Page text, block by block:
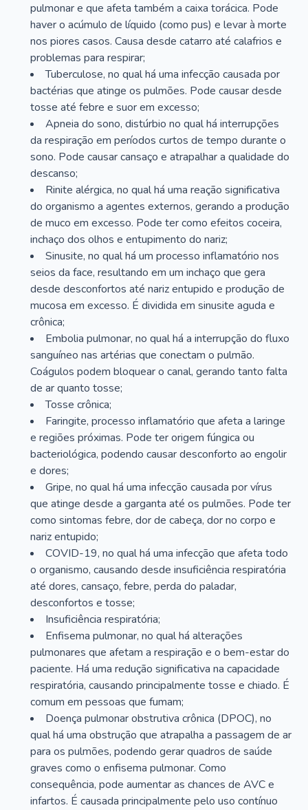
pulmonar e que afeta também a caixa torácica. Pode
haver o acúmulo de líquido (como pus) e levar à morte
nos piores casos. Causa desde catarro até calafrios e
problemas para respirar;
Tuberculose, no qual há uma infecção causada por
bactérias que atinge os pulmões. Pode causar desde
tosse até febre e suor em excesso;
Apneia do sono, distúrbio no qual há interrupções
da respiração em períodos curtos de tempo durante o
sono. Pode causar cansaço e atrapalhar a qualidade do
descanso;
Rinite alérgica, no qual há uma reação significativa
do organismo a agentes externos, gerando a produção
de muco em excesso. Pode ter como efeitos coceira,
inchaço dos olhos e entupimento do nariz;
Sinusite, no qual há um processo inflamatório nos
seios da face, resultando em um inchaço que gera
desde desconfortos até nariz entupido e produção de
mucosa em excesso. É dividida em sinusite aguda e
crônica;
Embolia pulmonar, no qual há a interrupção do fluxo
sanguíneo nas artérias que conectam o pulmão.
Coágulos podem bloquear o canal, gerando tanto falta
de ar quanto tosse;
Tosse crônica;
Faringite, processo inflamatório que afeta a laringe
e regiões próximas. Pode ter origem fúngica ou
bacteriológica, podendo causar desconforto ao engolir
e dores;
Gripe, no qual há uma infecção causada por vírus
que atinge desde a garganta até os pulmões. Pode ter
como sintomas febre, dor de cabeça, dor no corpo e
nariz entupido;
COVID-19, no qual há uma infecção que afeta todo
o organismo, causando desde insuficiência respiratória
até dores, cansaço, febre, perda do paladar,
desconfortos e tosse;
Insuficiência respiratória;
Enfisema pulmonar, no qual há alterações
pulmonares que afetam a respiração e o bem-estar do
paciente. Há uma redução significativa na capacidade
respiratória, causando principalmente tosse e chiado. É
comum em pessoas que fumam;
Doença pulmonar obstrutiva crônica (DPOC), no
qual há uma obstrução que atrapalha a passagem de ar
para os pulmões, podendo gerar quadros de saúde
graves como o enfisema pulmonar. Como
consequência, pode aumentar as chances de AVC e
infartos. É causada principalmente pelo uso contínuo